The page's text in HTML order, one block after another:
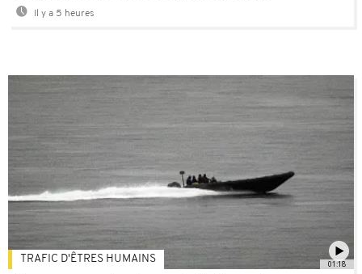
Il y a 5 heures
01:18
TRAFIC D'ÊTRES HUMAINS